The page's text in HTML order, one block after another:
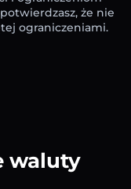
że nie
ograniczeniami.
waluty